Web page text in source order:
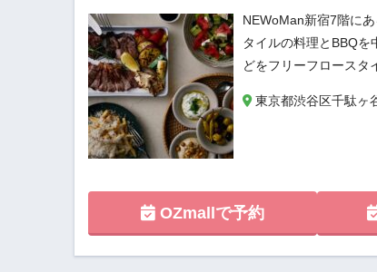
NEWoMan新宿7階に
タイルの料理とBBQ
どをフリーフロースタ
東京都渋谷区千駄ヶ
OZmallで予約